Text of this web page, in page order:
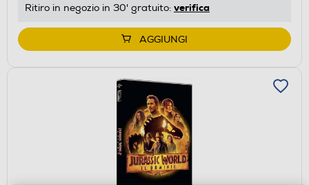
Ritiro in negozio in 30' gratuito: verifica
AGGIUNGI